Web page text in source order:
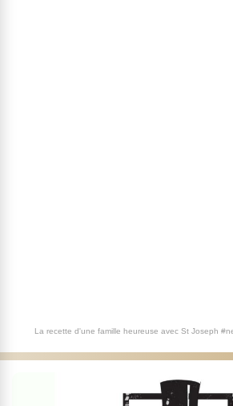
La recette d'une famille heureuse avec St Joseph